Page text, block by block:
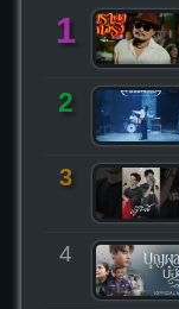
1
2
3
4